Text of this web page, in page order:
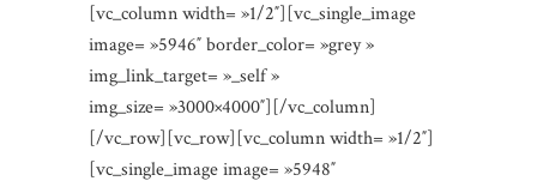
[vc_column width= »1/2″][vc_single_image
image= »5946″ border_color= »grey »
img_link_target= »_self »
img_size= »3000×4000″][/vc_column]
[/vc_row][vc_row][vc_column width= »1/2″]
[vc_single_image image= »5948″